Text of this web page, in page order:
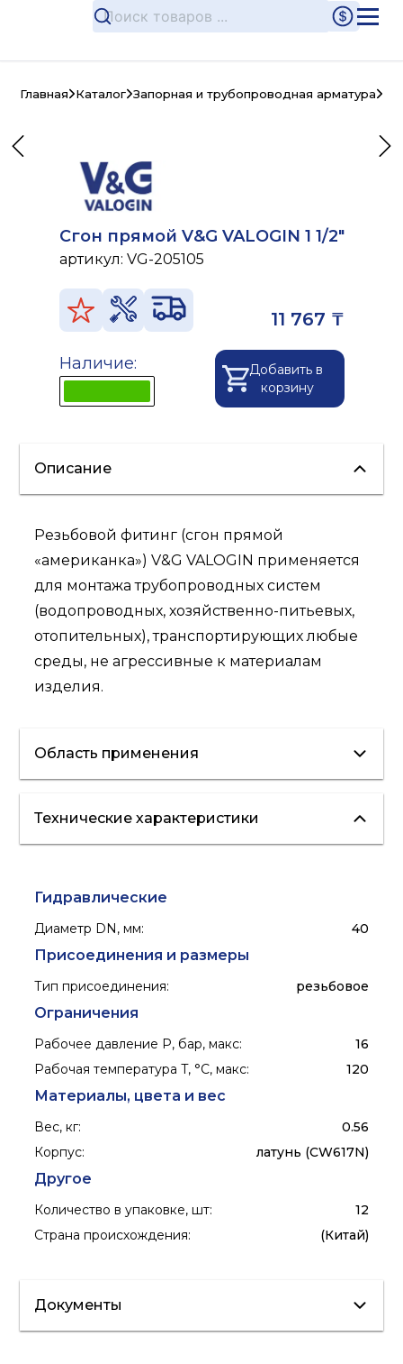
Главная Каталог Запорная и трубопроводная арматура
Сгон прямой V&G VALOGIN 1 1/2"
артикул: VG-205105
11 767 ₸
Наличие:
Добавить в
корзину
Описание
Резьбовой фитинг (сгон прямой
«американка») V&G VALOGIN применяется
для монтажа трубопроводных систем
(водопроводных, хозяйственно-питьевых,
отопительных), транспортирующих любые
среды, не агрессивные к материалам
изделия.
Область применения
водоснабжение отопление
Технические характеристики
Гидравлические
Диаметр DN, мм: 40
Присоединения и размеры
Тип присоединения: резьбовое
Ограничения
Рабочее давление P, бар, макс:
16
Рабочая температура T, °C, макс: 120
Материалы, цвета и вес
Вес, кг:
0.56
Корпус: латунь (CW617N)
Другое
Количество в упаковке, шт:
12
Страна происхождения: (Китай)
Документы